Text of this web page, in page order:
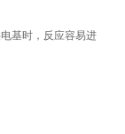
基时，反应容易进